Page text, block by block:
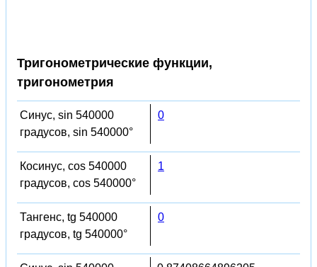
Тригонометрические функции,
тригонометрия
Синус, sin 540000
градусов, sin 540000°
0
Косинус, cos 540000
градусов, cos 540000°
1
Тангенс, tg 540000
градусов, tg 540000°
0